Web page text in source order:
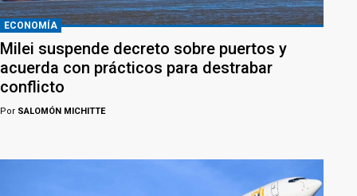
ECONOMÍA
Milei suspende decreto sobre puertos y
acuerda con prácticos para destrabar
conflicto
Por SALOMÓN MICHITTE